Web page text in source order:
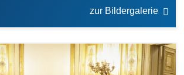
zur Bildergalerie